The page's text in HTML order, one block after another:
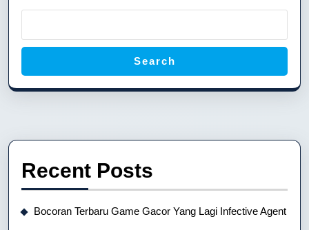
Search
Recent Posts
Bocoran Terbaru Game Gacor Yang Lagi Infective Agent